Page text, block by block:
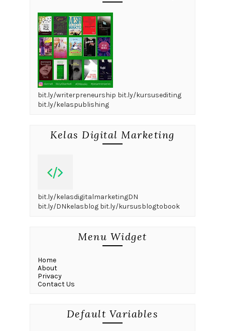
bit.ly/writerpreneurship bit.ly/kursusediting
bit.ly/kelaspublishing
Kelas Digital Marketing
bit.ly/kelasdigitalmarketingDN
bit.ly/DNkelasblog bit.ly/kursusblogtobook
Menu Widget
Home
About
Privacy
Contact Us
Default Variables